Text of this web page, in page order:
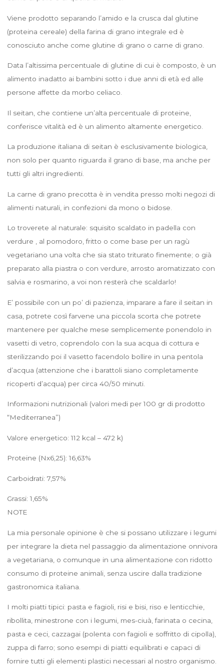
Viene prodotto separando l’amido e la crusca dal glutine
(proteina cereale) della farina di grano integrale ed è
conosciuto anche come glutine di grano o carne di grano.
Data l’altissima percentuale di glutine di cui è composto, è un
alimento inadatto ai bambini sotto i due anni di età ed alle
persone affette da morbo celiaco.
Il seitan, che contiene un’alta percentuale di proteine,
conferisce vitalità ed è un alimento altamente energetico.
La produzione italiana di seitan è esclusivamente biologica,
non solo per quanto riguarda il grano di base, ma anche per
tutti gli altri ingredienti.
La carne di grano precotta è in vendita presso molti negozi di
alimenti naturali, in confezioni da mono o bidose.
Lo troverete al naturale: squisito scaldato in padella con
verdure , al pomodoro, fritto o come base per un ragù
vegetariano una volta che sia stato triturato finemente; o già
preparato alla piastra o con verdure, arrosto aromatizzato con
salvia e rosmarino, a voi non resterà che scaldarlo!
E’ possibile con un po’ di pazienza, imparare a fare il seitan in
casa, potrete così farvene una piccola scorta che potrete
mantenere per qualche mese semplicemente ponendolo in
vasetti di vetro, coprendolo con la sua acqua di cottura e
sterilizzando poi il vasetto facendolo bollire in una pentola
d’acqua (attenzione che i barattoli siano completamente
ricoperti d’acqua) per circa 40/50 minuti.
Informazioni nutrizionali (valori medi per 100 gr di prodotto
“Mediterranea”)
Valore energetico: 112 kcal – 472 k)
Proteine (Nx6,25): 16,63%
Carboidrati: 7,57%
Grassi: 1,65%
NOTE
La mia personale opinione è che si possano utilizzare i legumi
per integrare la dieta nel passaggio da alimentazione onnivora
a vegetariana, o comunque in una alimentazione con ridotto
consumo di proteine animali, senza uscire dalla tradizione
gastronomica italiana.
I molti piatti tipici: pasta e fagioli, risi e bisi, riso e lenticchie,
ribollita, minestrone con i legumi, mes-ciuà, farinata o cecina,
pasta e ceci, cazzagai (polenta con fagioli e soffritto di cipolla),
zuppa di farro; sono esempi di piatti equilibrati e capaci di
fornire tutti gli elementi plastici necessari al nostro organismo.